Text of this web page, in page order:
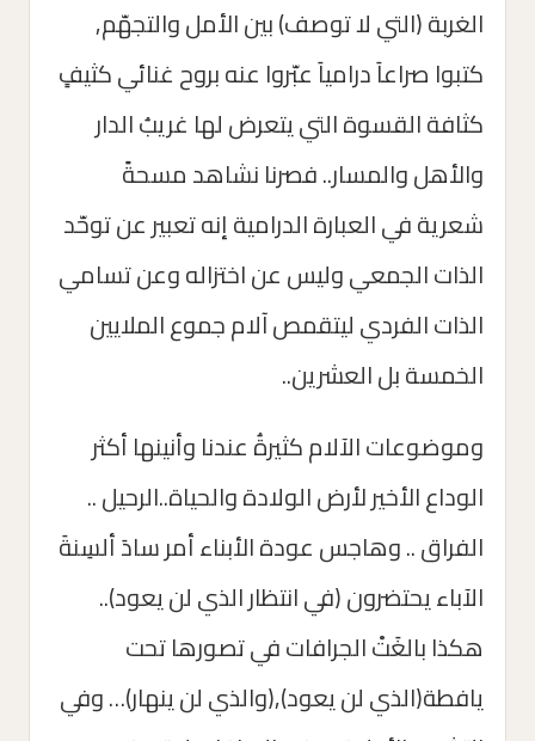
الغربة (التي لا توصف) بين الأمل والتجهّم,
كتبوا صراعاَ درامياَ عبّروا عنه بروح غنائي كثيفِِ
كثافة القسوة التي يتعرض لها غريبُ الدار
والأهل والمسار.. فصرنا نشاهد مسحةََ
شعرية في العبارة الدرامية إنه تعبير عن توحّد
الذات الجمعي وليس عن اختزاله وعن تسامي
الذات الفردي ليتقمص آلام جموع الملايين
الخمسة بل العشرين..
وموضوعات الآلام كثيرةُ عندنا وأنينها أكثر
الوداع الأخير لأرض الولادة والحياة..الرحيل ..
الفراق .. وهاجس عودة الأبناء أمر سادَ ألسِنةَ
الآباء يحتضرون (في انتظار الذي لن يعود)..
هكذا بالغَتْ الجرافات في تصورها تحت
يافطة(الذي لن يعود),(والذي لن ينهار)… وفي